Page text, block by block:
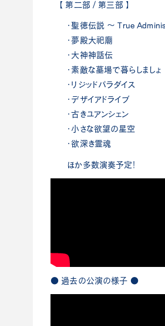
【 第二部 / 第三部 】
・聖徳伝説 ～ True
・夢殿大祀廟
・大神神話伝
・素敵な墓場で暮らしましょ
・リジッドパラダイス
・デザイアドライブ
・古きユアンシェン
・小さな欲望の星空
・欲深き霊魂
ほか多数演奏予定！
● 過去の公演の様子 ●